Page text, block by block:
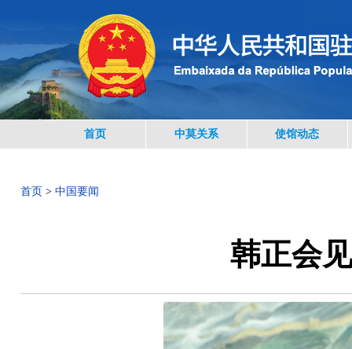
首页 中莫关系 使馆动态
首页 > 中国要闻
韩正会